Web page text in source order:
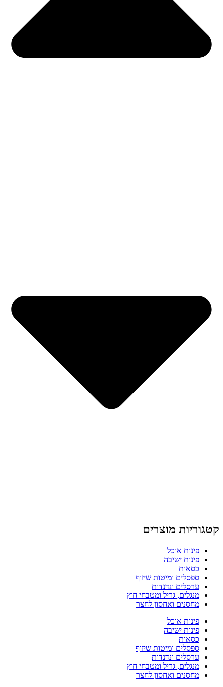
קטגוריות מוצרים
פינות אוכל
פינות ישיבה
כסאות
ספסלים ומיטות שיזוף
ערסלים ונדנדות
מנגלים, גריל ומטבחי חוץ
מחסנים ואחסון לחצר
פינות אוכל
פינות ישיבה
כסאות
ספסלים ומיטות שיזוף
ערסלים ונדנדות
מנגלים, גריל ומטבחי חוץ
מחסנים ואחסון לחצר